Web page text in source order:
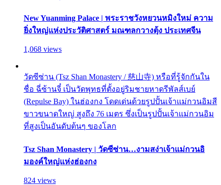
New Yuanming Palace | พระราชวังหยวนหมิงใหม่ ความ
ยิ่งใหญ่แห่งประวัติศาสตร์ มณฑลกวางตุ้ง ประเทศจีน
1,068 views
วัดซีซ่าน (Tsz Shan Monastery / 慈山寺) หรือที่รู้จักกันใน
ชื่อ ฉี่ซ้านจี๋ เป็นวัดพุทธที่ตั้งอยู่ริมชายหาดรีพัลส์เบย์
(Repulse Bay) ในฮ่องกง โดดเด่นด้วยรูปปั้นเจ้าแม่กวนอิมสี
ขาวขนาดใหญ่ สูงถึง 76 เมตร ซึ่งเป็นรูปปั้นเจ้าแม่กวนอิม
ที่สูงเป็นอันดับต้นๆ ของโลก
Tsz Shan Monastery | วัดซีซ่าน…งามสง่าเจ้าแม่กวนอิ
มองค์ใหญ่แห่งฮ่องกง
824 views